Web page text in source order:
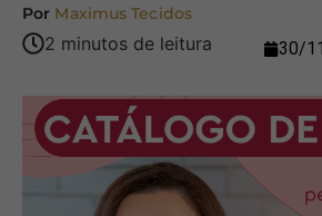
Por Maximus Tecidos
30/